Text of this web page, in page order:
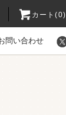
カート(0)
問い合わせ